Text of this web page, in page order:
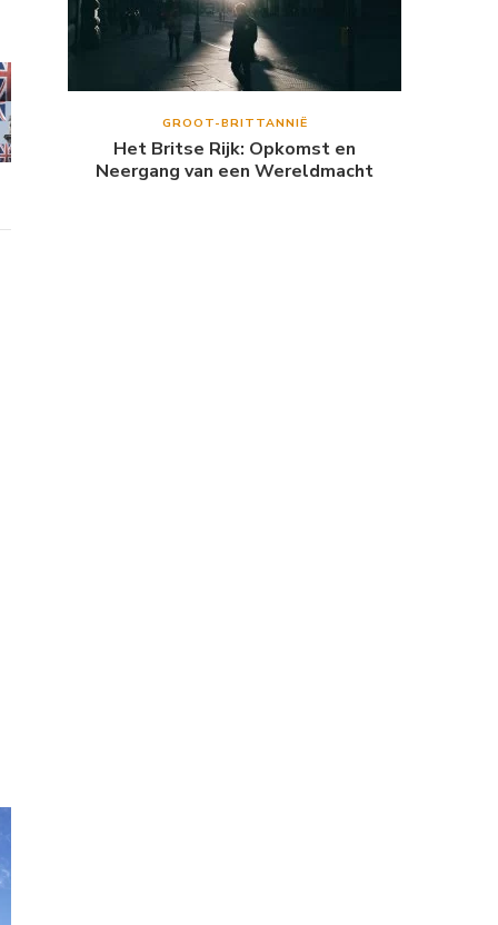
GROOT-BRITTANNIË
Het Britse Rijk: Opkomst en
Neergang van een Wereldmacht